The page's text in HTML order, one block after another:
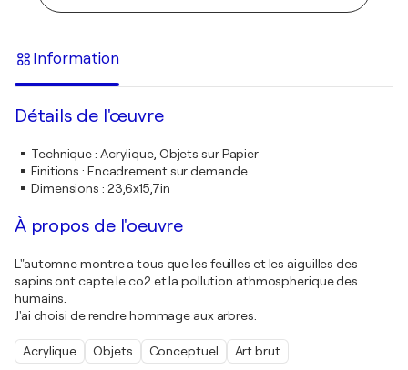
Information
Détails de l'œuvre
Technique: Acrylique, Objets sur Papier
Finitions : Encadrement sur demande
Dimensions : 23,6x15,7in
À propos de l'oeuvre
L"automne montre a tous que les feuilles et les aiguilles des
sapins ont capte le co2 et la pollution athmospherique des
humains.
J'ai choisi de rendre hommage aux arbres.
Acrylique Objets Conceptuel Art brut